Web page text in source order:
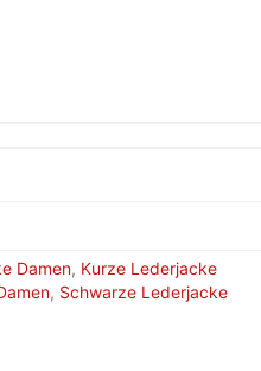
Damen, Kurze Lederjacke
, Schwarze Lederjacke